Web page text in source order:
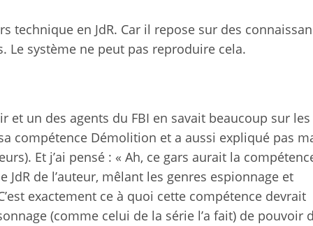
technique en JdR. Car il repose sur des
système ne peut pas reproduire cela.
et un des agents du FBI en savait beaucoup sur les
compétence Démolition et a aussi expliqué pas
Et j’ai pensé : « Ah, ce gars aurait la
de l’auteur, mêlant les genres espionnage et
exactement ce à quoi cette compétence devrait
(comme celui de la série l’a fait) de pouvoir